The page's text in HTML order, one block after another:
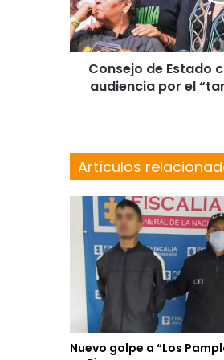
Consejo de Estado
audiencia por el
Artículos
Nuevo golpe a “Los